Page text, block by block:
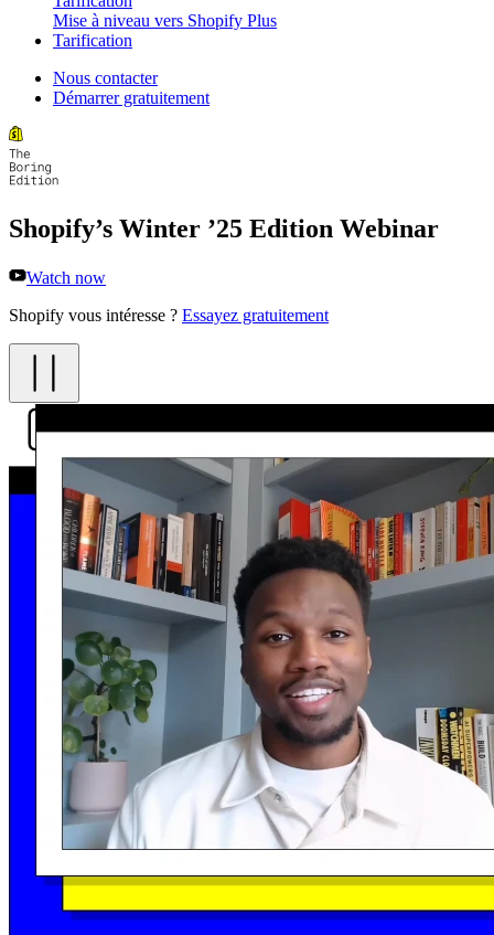
Mise à niveau vers Shopify Plus
Tarification
Nous contacter
Démarrer gratuitement
Shopify’s Winter ’25 Edition Webinar
Watch now
Shopify vous intéresse ? Essayez gratuitement